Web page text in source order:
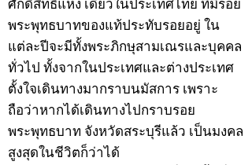
ศักดิ์สิทธิ์แห่ง เดียวในประเทศไทย ที่มีรอย
พระพุทธบาทของแท้ประทับรอยอยู่ ใน
แต่ละปีจะมีทั้งพระภิกษุสามเณรและบุคคล
ทั่วไป ทั้งจากในประเทศและต่างประเทศ
ตั้งใจเดินทางมากราบนมัสการ เพราะ
ถือว่าหากได้เดินทางไปกราบรอย
พระพุทธบาท จังหวัดสระบุรีแล้ว เป็นมงคล
สูงสุดในชีวิตก็ว่าได้